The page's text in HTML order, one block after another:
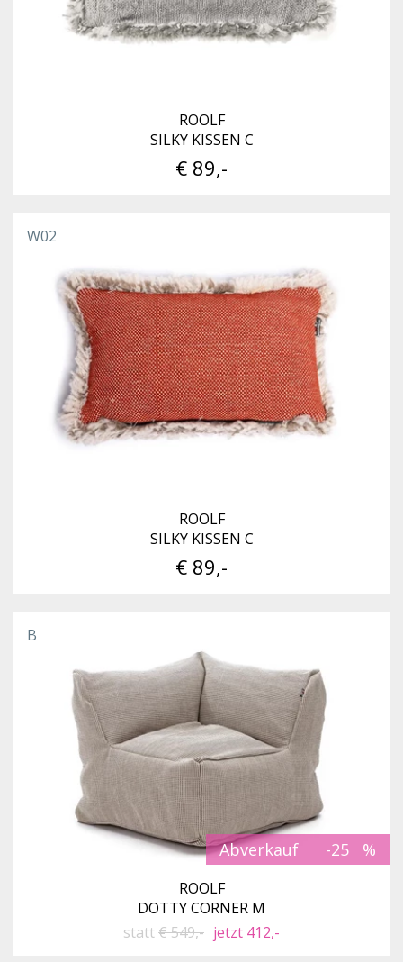
ROOLF
SILKY KISSEN C
€ 89,-
W02
ROOLF
SILKY KISSEN C
€ 89,-
Abverkauf -25
B
ROOLF
DOTTY CORNER M
statt€ 549,- jetzt 412,-